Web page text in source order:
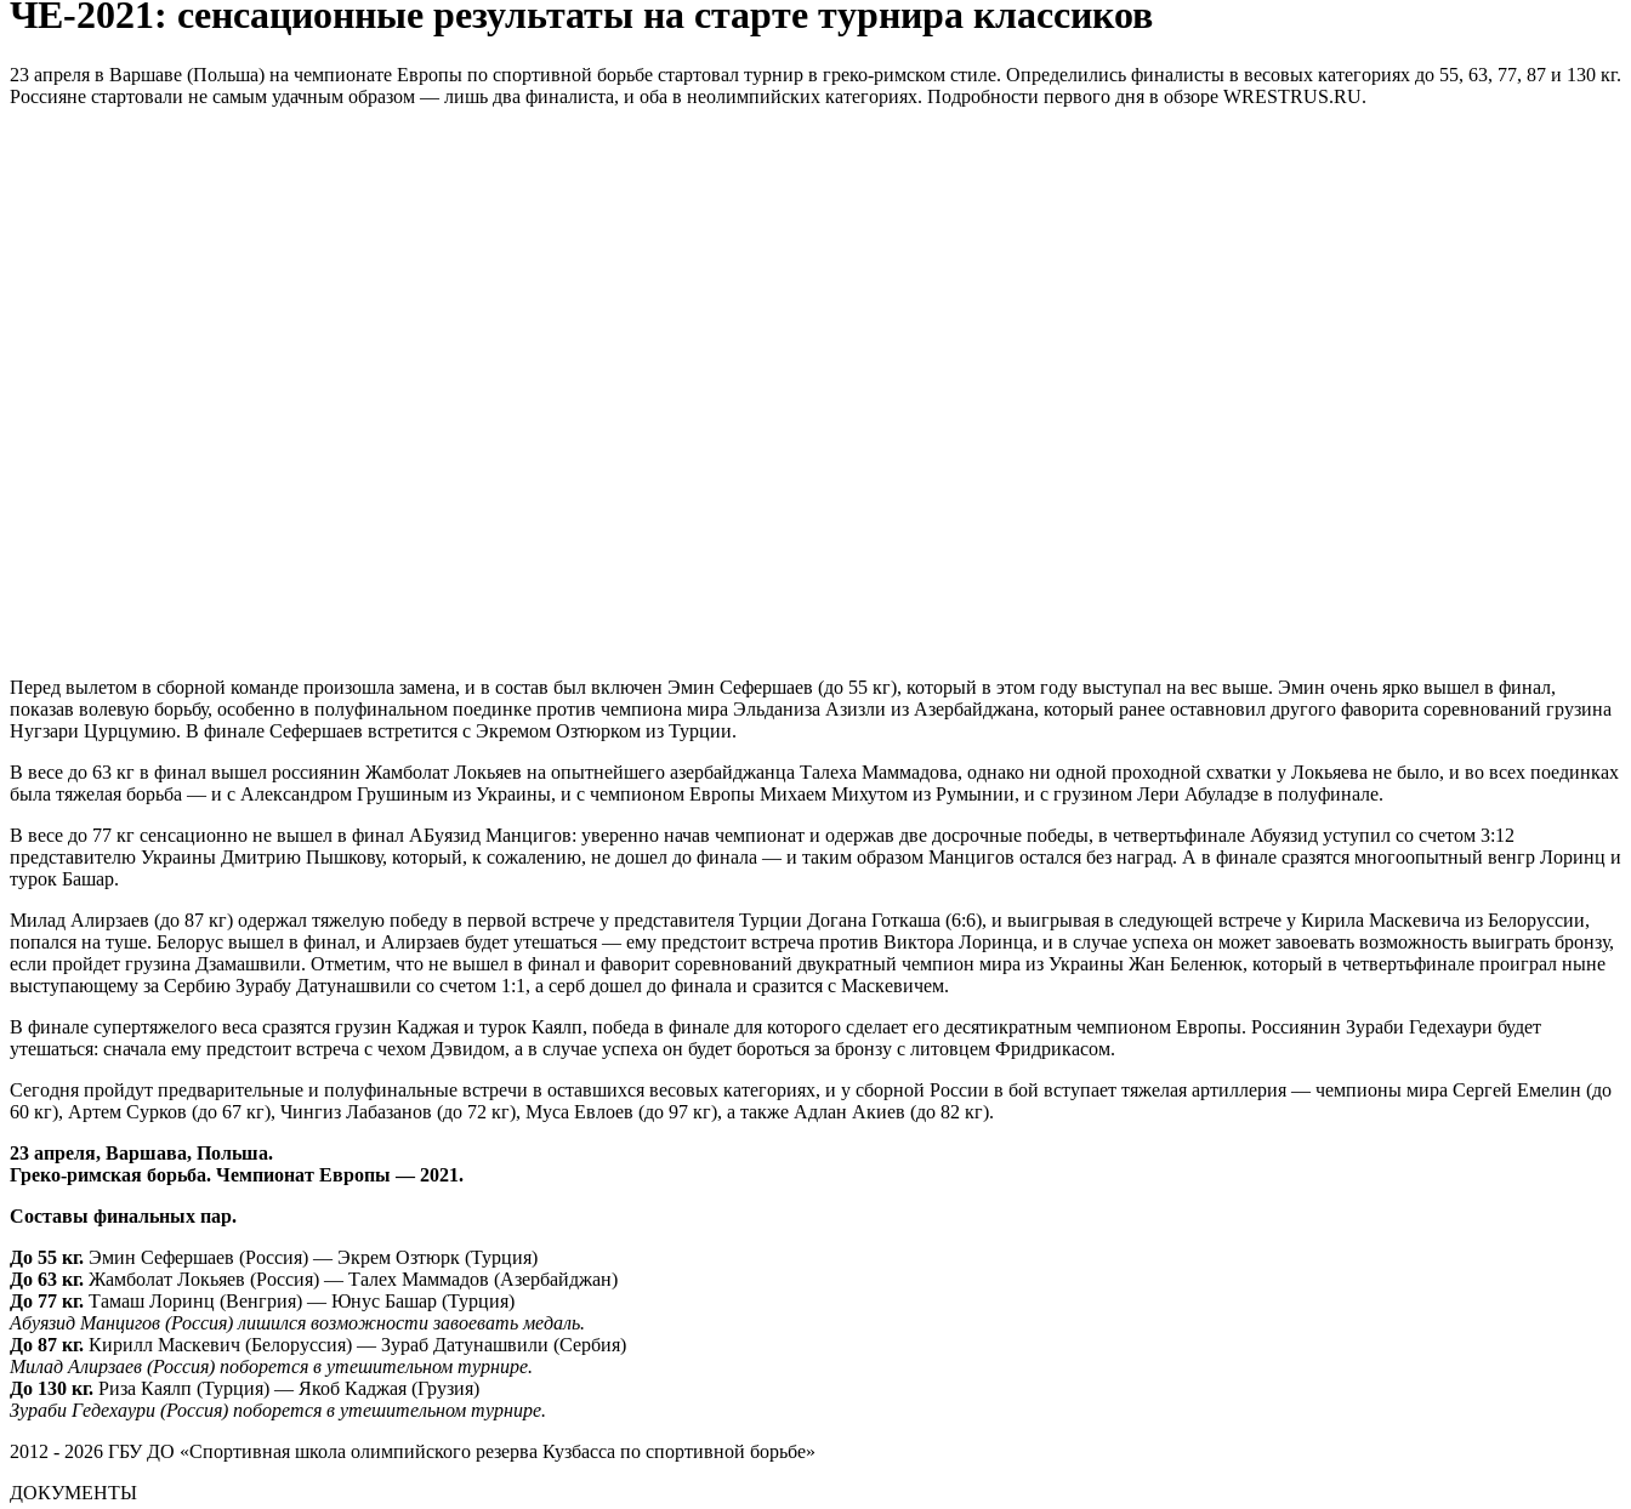
ЧЕ-2021: сенсационные результаты на старте турнира классиков
23 апреля в Варшаве (Польша) на чемпионате Европы по спортивной борьбе стартовал турнир в греко-римском стиле. Определились финалисты в весовых категориях до 55, 63, 77, 87 и 130 кг.
Россияне стартовали не самым удачным образом — лишь два финалиста, и оба в неолимпийских категориях. Подробности первого дня в обзоре WRESTRUS.RU.
Перед вылетом в сборной команде произошла замена, и в состав был включен Эмин Сефершаев (до 55 кг), который в этом году выступал на вес выше. Эмин очень ярко вышел в финал,
показав волевую борьбу, особенно в полуфинальном поединке против чемпиона мира Эльданиза Азизли из Азербайджана, который ранее оставновил другого фаворита соревнований грузина
Нугзари Цурцумию. В финале Сефершаев встретится с Экремом Озтюрком из Турции.
В весе до 63 кг в финал вышел россиянин Жамболат Локьяев на опытнейшего азербайджанца Талеха Маммадова, однако ни одной проходной схватки у Локьяева не было, и во всех поединках
была тяжелая борьба — и с Александром Грушиным из Украины, и с чемпионом Европы Михаем Михутом из Румынии, и с грузином Лери Абуладзе в полуфинале.
В весе до 77 кг сенсационно не вышел в финал АБуязид Манцигов: уверенно начав чемпионат и одержав две досрочные победы, в четвертьфинале Абуязид уступил со счетом 3:12
представителю Украины Дмитрию Пышкову, который, к сожалению, не дошел до финала — и таким образом Манцигов остался без наград. А в финале сразятся многоопытный венгр Лоринц и
турок Башар.
Милад Алирзаев (до 87 кг) одержал тяжелую победу в первой встрече у представителя Турции Догана Готкаша (6:6), и выигрывая в следующей встрече у Кирила Маскевича из Белоруссии,
попался на туше. Белорус вышел в финал, и Алирзаев будет утешаться — ему предстоит встреча против Виктора Лоринца, и в случае успеха он может завоевать возможность выиграть бронзу,
если пройдет грузина Дзамашвили. Отметим, что не вышел в финал и фаворит соревнований двукратный чемпион мира из Украины Жан Беленюк, который в четвертьфинале проиграл ныне
выступающему за Сербию Зурабу Датунашвили со счетом 1:1, а серб дошел до финала и сразится с Маскевичем.
В финале супертяжелого веса сразятся грузин Каджая и турок Каялп, победа в финале для которого сделает его десятикратным чемпионом Европы. Россиянин Зураби Гедехаури будет
утешаться: сначала ему предстоит встреча с чехом Дэвидом, а в случае успеха он будет бороться за бронзу с литовцем Фридрикасом.
Сегодня пройдут предварительные и полуфинальные встречи в оставшихся весовых категориях, и у сборной России в бой вступает тяжелая артиллерия — чемпионы мира Сергей Емелин (до
60 кг), Артем Сурков (до 67 кг), Чингиз Лабазанов (до 72 кг), Муса Евлоев (до 97 кг), а также Адлан Акиев (до 82 кг).
23 апреля, Варшава, Польша.
Греко-римская борьба. Чемпионат Европы — 2021.
Составы финальных пар.
До 55 кг. Эмин Сефершаев (Россия) — Экрем Озтюрк (Турция)
До 63 кг. Жамболат Локьяев (Россия) — Талех Маммадов (Азербайджан)
До 77 кг. Тамаш Лоринц (Венгрия) — Юнус Башар (Турция)
Абуязид Манцигов (Россия) лишился возможности завоевать медаль.
До 87 кг. Кирилл Маскевич (Белоруссия) — Зураб Датунашвили (Сербия)
Милад Алирзаев (Россия) поборется в утешительном турнире.
До 130 кг. Риза Каялп (Турция) — Якоб Каджая (Грузия)
Зураби Гедехаури (Россия) поборется в утешительном турнире.
2012 - 2026 ГБУ ДО «Спортивная школа олимпийского резерва Кузбасса по спортивной борьбе»
ДОКУМЕНТЫ